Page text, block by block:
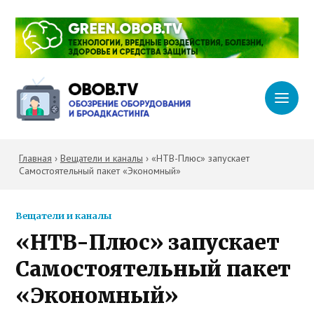
Главная › Вещатели и каналы › «НТВ-Плюс» запускает
Самостоятельный пакет «Экономный»
Вещатели и каналы
«НТВ-Плюс» запускает
Самостоятельный пакет
«Экономный»